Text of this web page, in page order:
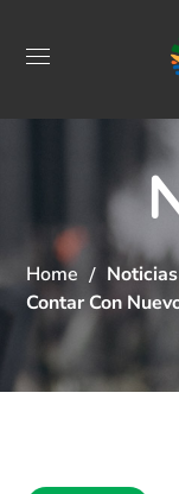
Home Noticias
Contar Con